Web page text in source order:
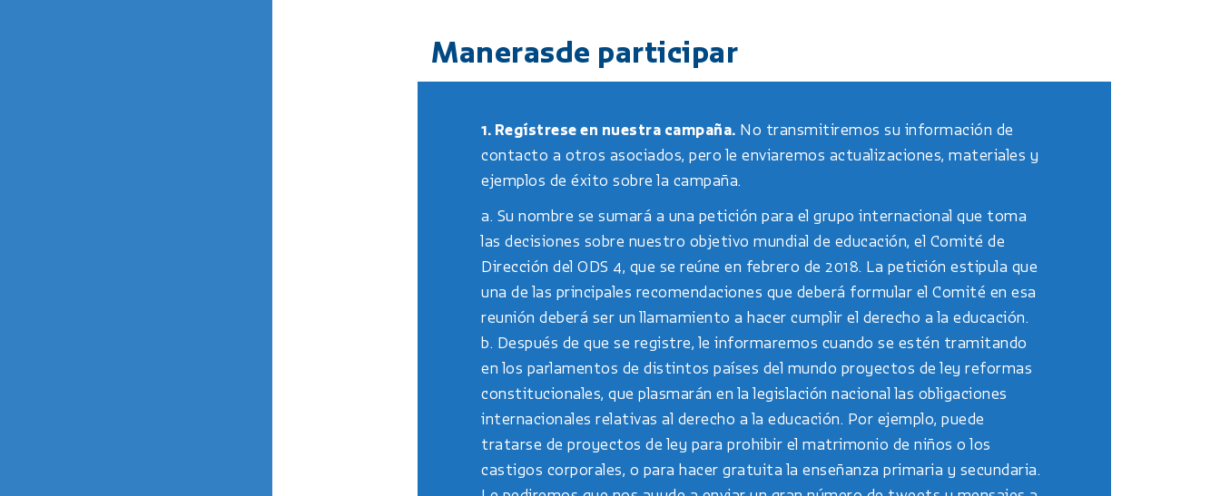
Manerasde participar
1. Regístrese en nuestra campaña. No transmitiremos su información de
contacto a otros asociados, pero le enviaremos actualizaciones, materiales y
ejemplos de éxito sobre la campaña.
a. Su nombre se sumará a una petición para el grupo internacional que toma
las decisiones sobre nuestro objetivo mundial de educación, el Comité de
Dirección del ODS 4, que se reúne en febrero de 2018. La petición estipula que
una de las principales recomendaciones que deberá formular el Comité en esa
reunión deberá ser un llamamiento a hacer cumplir el derecho a la educación.
b. Después de que se registre, le informaremos cuando se estén tramitando
en los parlamentos de distintos países del mundo proyectos de ley reformas
constitucionales, que plasmarán en la legislación nacional las obligaciones
internacionales relativas al derecho a la educación. Por ejemplo, puede
tratarse de proyectos de ley para prohibir el matrimonio de niños o los
castigos corporales, o para hacer gratuita la enseñanza primaria y secundaria.